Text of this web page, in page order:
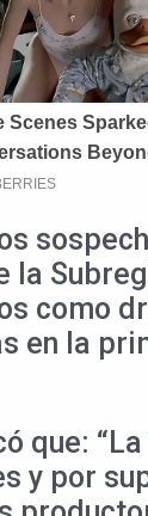
como
en la
que:
y por